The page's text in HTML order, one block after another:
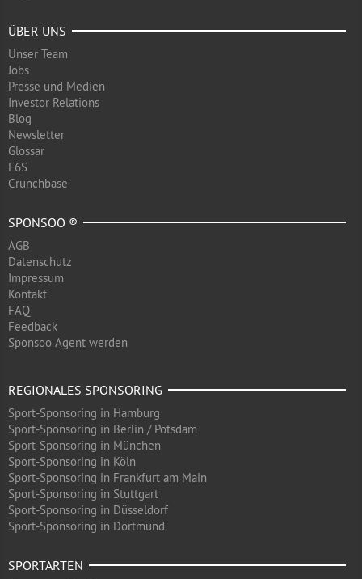
ÜBER UNS
Unser Team
Jobs
Presse und Medien
Investor Relations
Blog
Newsletter
Glossar
F6S
Crunchbase
SPONSOO ®
AGB
Datenschutz
Impressum
Kontakt
FAQ
Feedback
Sponsoo Agent werden
REGIONALES SPONSORING
Sport-Sponsoring in Hamburg
Sport-Sponsoring in Berlin / Potsdam
Sport-Sponsoring in München
Sport-Sponsoring in Köln
Sport-Sponsoring in Frankfurt am Main
Sport-Sponsoring in Stuttgart
Sport-Sponsoring in Düsseldorf
Sport-Sponsoring in Dortmund
SPORTARTEN